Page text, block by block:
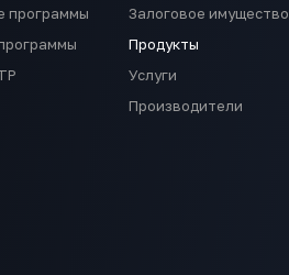
программы
Залоговое имущество
Продукты
Услуги
Производители